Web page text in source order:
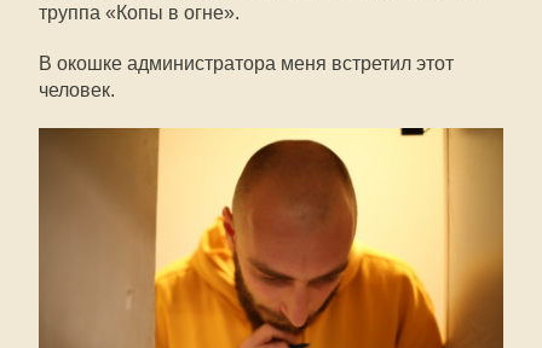
труппа «Копы в огне».
В окошке администратора меня встретил этот
человек.